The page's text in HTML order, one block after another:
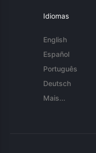
Idiomas
English
Español
Português
Deutsch
Mais...